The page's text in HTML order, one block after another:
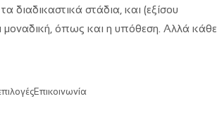
διαδικαστικά στάδια, και (εξίσου
μοναδική, όπως και η υπόθεση. Αλλά κάθε
Επικοινωνία